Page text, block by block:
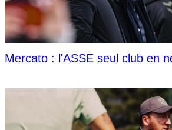
Mercato : l'ASSE seul club en